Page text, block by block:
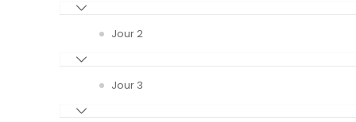
Jour 2
Jour 3